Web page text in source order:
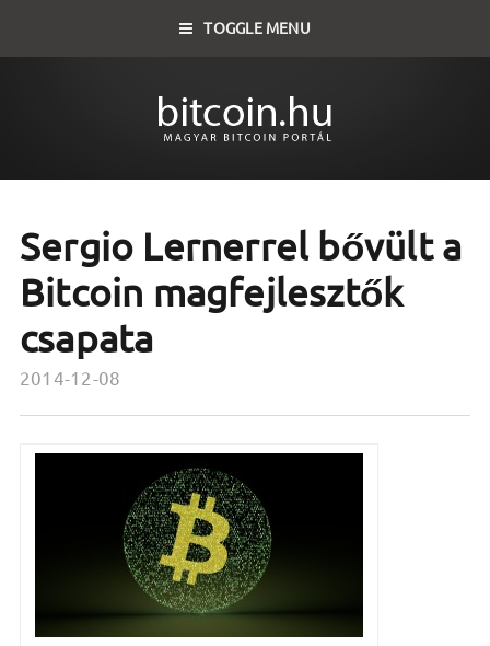
TOGGLE MENU
Sergio Lernerrel bővült a
Bitcoin magfejlesztők
csapata
2014-12-08